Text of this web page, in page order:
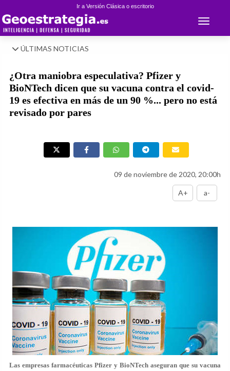
Ir a Versión Clásica o escritorio
Toggle
ÚLTIMAS NOTICIAS
¿Otra maniobra especulativa? Pfizer y
BioNTech dicen que su vacuna contra el covid-
19 es efectiva en más de un 90 %... pero no está
revisado por pares
09 de noviembre de 2020, 20:00h
A+ a-
Las empresas farmacéuticas Pfizer y BioNTech aseguran que su vacuna